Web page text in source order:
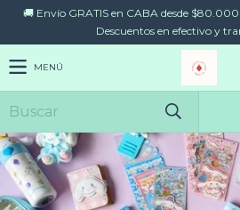
🚚 Envío GRATIS en CABA desde
Descuentos en efectivo y
MENÚ